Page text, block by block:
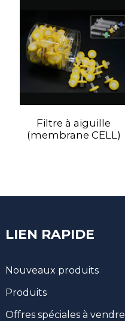
Filtre à aiguille
(membrane CELL)
LIEN RAPIDE
Nouveaux produits
Produits
Offres spéciales à vendre